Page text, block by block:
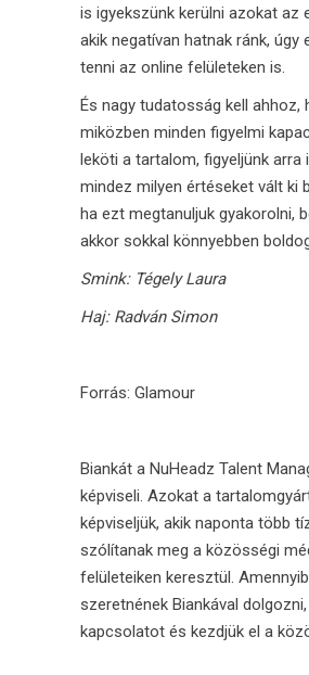
is igyekszünk kerülni azokat az
akik negatívan hatnak ránk, úgy
tenni az online felületeken is.
És nagy tudatosság kell ahhoz,
miközben minden figyelmi
leköti a tartalom, figyeljünk arra
mindez milyen értéseket vált ki
ha ezt megtanuljuk gyakorolni,
akkor sokkal könnyebben
Smink: Tégely Laura
Haj: Radván Simon
Forrás: Glamour
Biankát a NuHeadz Talent
képviseli. Azokat a
képviseljük, akik naponta több
szólítanak meg a közösségi
felületeiken keresztül.
szeretnének Biankával
kapcsolatot és kezdjük el a